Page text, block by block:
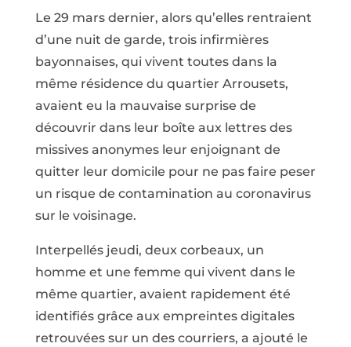
Le 29 mars dernier, alors qu’elles rentraient
d’une nuit de garde, trois infirmières
bayonnaises, qui vivent toutes dans la
même résidence du quartier Arrousets,
avaient eu la mauvaise surprise de
découvrir dans leur boîte aux lettres des
missives anonymes leur enjoignant de
quitter leur domicile pour ne pas faire peser
un risque de contamination au coronavirus
sur le voisinage.
Interpellés jeudi, deux corbeaux, un
homme et une femme qui vivent dans le
même quartier, avaient rapidement été
identifiés grâce aux empreintes digitales
retrouvées sur un des courriers, a ajouté le